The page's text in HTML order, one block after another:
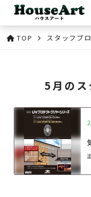
TOP スタッフブ
5月のス